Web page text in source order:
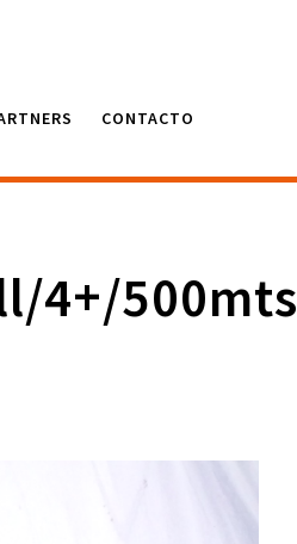
CONTACTO
4+/500mts